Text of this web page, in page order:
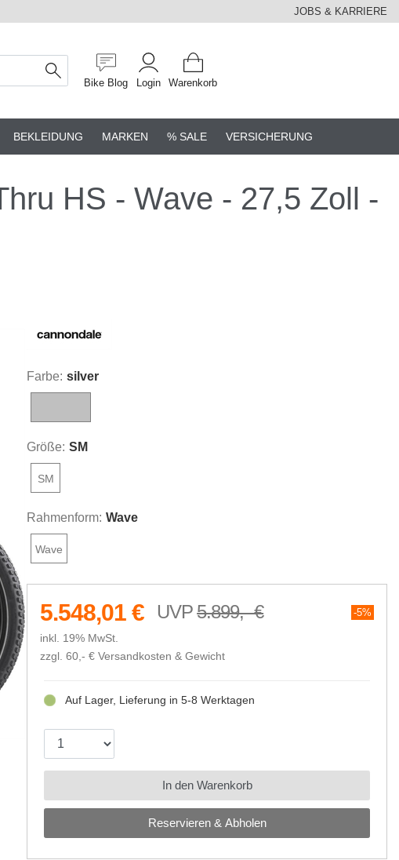
JOBS & KARRIERE
Bike Blog Login Warenkorb
BEKLEIDUNG MARKEN % SALE VERSICHERUNG
HS - Wave - 27,5 Zoll -
Farbe: silver
Größe: SM
SM
Rahmenform: Wave
Wave
5.899,- € 5%
5.548,01 €
inkl. 19% MwSt.
zzgl. 60,- € Versandkosten & Gewicht
Reservieren & Abholen
Auf Lager, Lieferung in 5-8 Werktagen
In den Warenkorb